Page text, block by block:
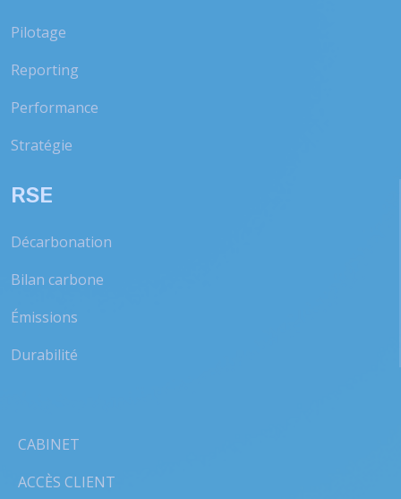
Pilotage
Reporting
Performance
Stratégie
RSE
Décarbonation
Bilan carbone
Émissions
Durabilité
CABINET
ACCÈS CLIENT